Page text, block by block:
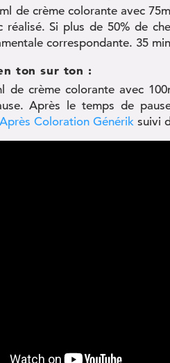
de crème colorante avec
réalisé. Si plus de 50% de
correspondante. 35
ton sur ton :
de crème colorante avec
Après le temps de
Coloration Générik suivi